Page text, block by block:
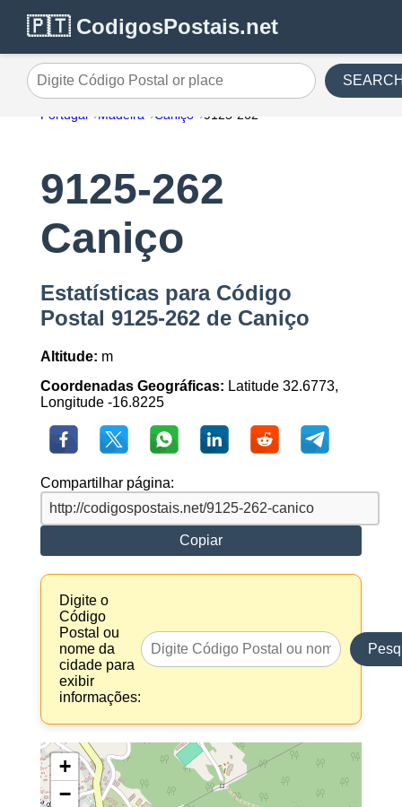
🇵🇹 CodigosPostais.net
Digite Código Postal or place
Portugal Madeira Caniço 9125-262
9125-262
Caniço
Estatísticas para Código
Postal 9125-262 de Caniço
Altitude: m
Coordenadas Geográficas: Latitude 32.6773,
Longitude -16.8225
Compartilhar página:
Copiar
Digite o
Código
Postal ou
nome da
cidade para
exibir
informações:
+
−